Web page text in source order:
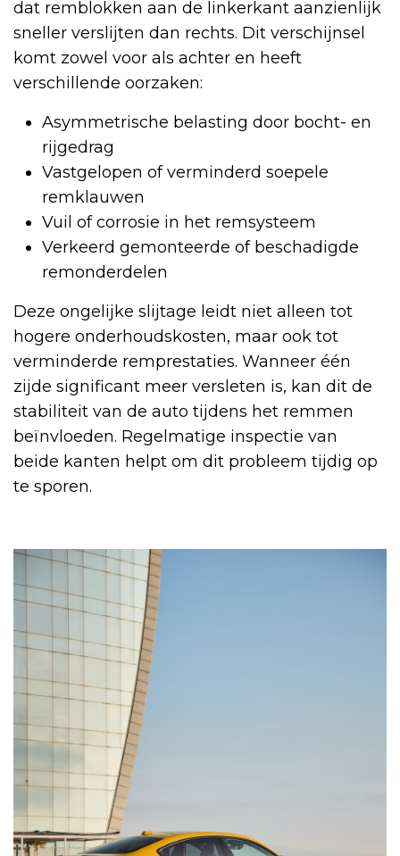
dat remblokken aan de linkerkant aanzienlijk
sneller verslijten dan rechts. Dit verschijnsel
komt zowel voor als achter en heeft
verschillende oorzaken:
Asymmetrische belasting door bocht- en
rijgedrag
Vastgelopen of verminderd soepele
remklauwen
Vuil of corrosie in het remsysteem
Verkeerd gemonteerde of beschadigde
remonderdelen
Deze ongelijke slijtage leidt niet alleen tot
hogere onderhoudskosten, maar ook tot
verminderde remprestaties. Wanneer één
zijde significant meer versleten is, kan dit de
stabiliteit van de auto tijdens het remmen
beïnvloeden. Regelmatige inspectie van
beide kanten helpt om dit probleem tijdig op
te sporen.